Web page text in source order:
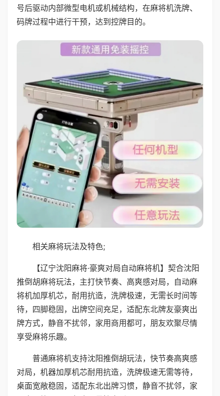
号后驱动内部微型电机或机械结构，在麻将机洗牌、
码牌过程中进行干预，达到控牌目的。
相关麻将玩法及特色;
【辽宁沈阳麻将·豪爽对局自动麻将机】契合沈阳
推倒胡麻将玩法，主打快节奏、高爽感对局，自动麻
将机加厚机芯，耐用抗造，洗牌极速，无需长时间等
待，四脚稳固，出牌空间充足，适配东北牌友豪爽出
牌方式，静音不扰邻，家用商用都可，朋友欢聚尽情
享受麻将乐趣。
普通麻将机支持沈阳推倒胡玩法，快节奏高爽感
对局，机器加厚机芯耐用抗造，洗牌极速无需等待，
桌面宽敞稳固，适配东北出牌习惯，静音不扰邻，家